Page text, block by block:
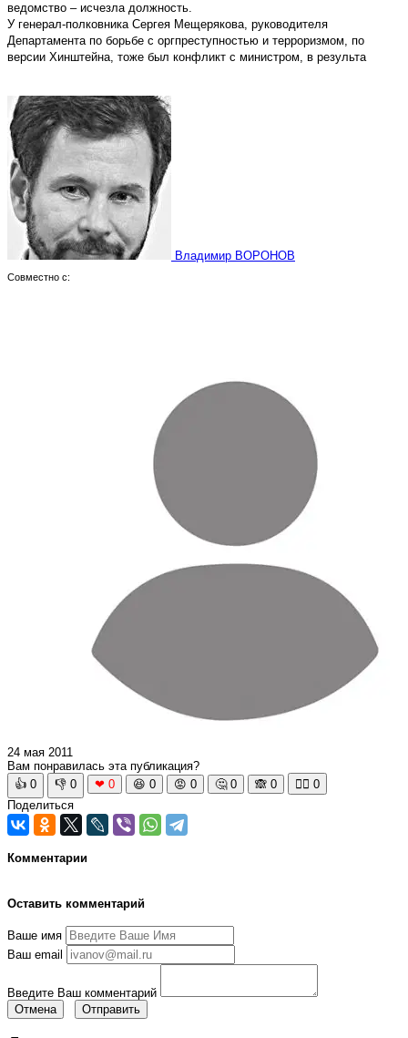
ведомство – исчезла должность.
У генерал-полковника Сергея Мещерякова, руководителя
Департамента по борьбе с оргпреступностью и терроризмом, по
версии Хинштейна, тоже был конфликт с министром, в результа
Владимир ВОРОНОВ
Совместно с:
24 мая 2011
Вам понравилась эта публикация?
👍 0 👎 0 ❤ 0 😆 0 😡 0 🤔 0 🙈 0 🧘‍♀️ 0
Поделиться
Комментарии
Оставить комментарий
Ваше имя
Ваш email
Введите Ваш комментарий
Отмена
Отправить